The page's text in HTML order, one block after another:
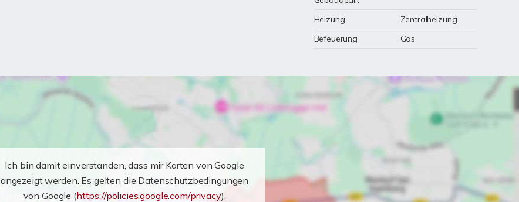
Heizung
Zentralheizung
Befeuerung
Gas
Ich bin damit einverstanden, dass mir Karten von Google
angezeigt werden. Es gelten die Datenschutzbedingungen
von Google (https://policies.google.com/privacy).